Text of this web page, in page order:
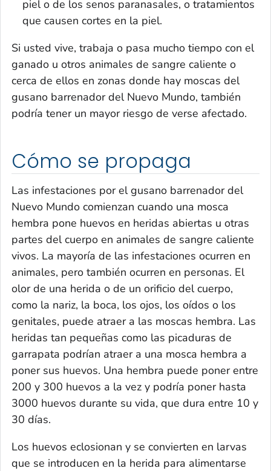
piel o de los senos paranasales, o tratamientos
que causen cortes en la piel.
Si usted vive, trabaja o pasa mucho tiempo con el
ganado u otros animales de sangre caliente o
cerca de ellos en zonas donde hay moscas del
gusano barrenador del Nuevo Mundo, también
podría tener un mayor riesgo de verse afectado.
Cómo se propaga
Las infestaciones por el gusano barrenador del
Nuevo Mundo comienzan cuando una mosca
hembra pone huevos en heridas abiertas u otras
partes del cuerpo en animales de sangre caliente
vivos. La mayoría de las infestaciones ocurren en
animales, pero también ocurren en personas. El
olor de una herida o de un orificio del cuerpo,
como la nariz, la boca, los ojos, los oídos o los
genitales, puede atraer a las moscas hembra. Las
heridas tan pequeñas como las picaduras de
garrapata podrían atraer a una mosca hembra a
poner sus huevos. Una hembra puede poner entre
200 y 300 huevos a la vez y podría poner hasta
3000 huevos durante su vida, que dura entre 10 y
30 días.
Los huevos eclosionan y se convierten en larvas
que se introducen en la herida para alimentarse